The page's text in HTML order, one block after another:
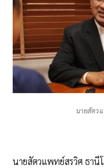
นายสัตว
นายสัตวแพทย์สรวิศ ธานี